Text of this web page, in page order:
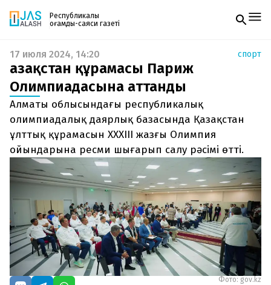
Республикалық
қоғамдық-саяси газеті
Жаңалықтар
Спорт
Live
Руханият
Аймақ
Архив
Заң және тәртіп
Редакциямен байланыс
+7 708 604 51 06
Жарнама бөлімі
+7 701 220 64 52
Пошта
zhasalash100@gmail.com
Газетке жазылу
PDF форматтағы газетті ай сайын электронды
поштаңызға алып отырыңыз. Жаңа нөмір
шыққан сәтте сізге бірден жіберіледі. Тек email
енгізіңіз, біз қалғанын өзіміз жібереміз.
17 июля 2024, 14:20 спорт
Қазақстан құрамасы Париж
Олимпиадасына аттанды
Алматы облысындағы республикалық
олимпиадалық даярлық базасында Қазақстан
ұлттық құрамасын XXXIII жазғы Олимпия
ойындарына ресми шығарып салу рәсімі өтті.
Фото: gov.kz